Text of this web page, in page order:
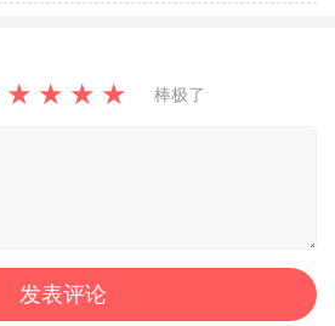
★ ★ ★ ★ 棒极了